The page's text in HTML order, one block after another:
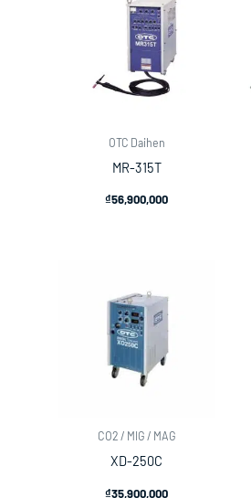
OTC Daihen
MR-315T
₫56,900,000
CO2 / MIG / MAG
XD-250C
₫35,900,000